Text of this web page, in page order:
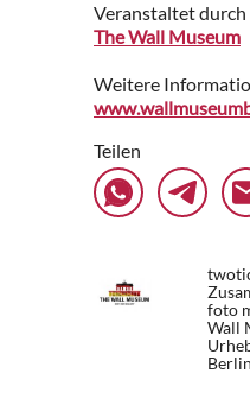
Veranstaltet durch
The Wall Museum
Weitere
Teilen
foto
Wall
Berlin